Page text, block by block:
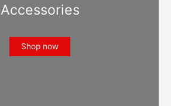
Accessories
Shop now